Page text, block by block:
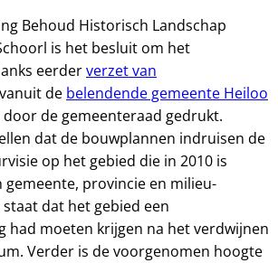
Behoud Historisch Landschap
is het besluit om het
eerderverzet van
de belendende gemeente Heiloo
de gemeenteraad gedrukt.
dat de bouwplannen indruisen de
op het gebied die in 2010 is
gemeente, provincie en milieu-
dat het gebied een
had moeten krijgen na het verdwijnen
Verder is de voorgenomen hoogte